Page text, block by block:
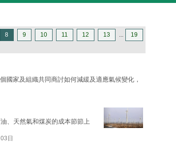
8 9 10 11 12 13 ... 19
國家及組織共同商討如何減緩及適應氣候變化，
、天然氣和煤炭的成本節節上
日